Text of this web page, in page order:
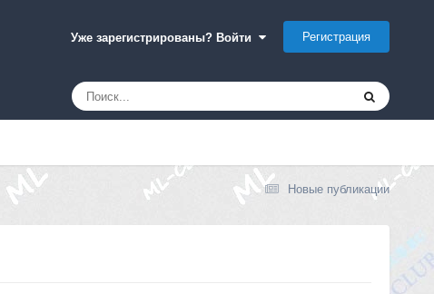
Уже зарегистрированы? Войти Регистрация
Новые публикации